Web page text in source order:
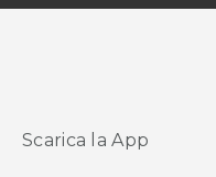
Scarica la App